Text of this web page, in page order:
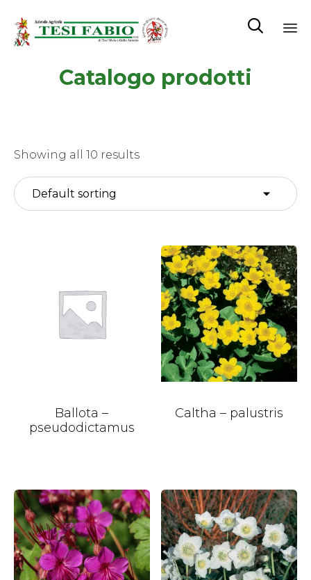

Catalogo prodotti
Showing all 10 results
Ballota –
pseudodictamus
Caltha – palustris